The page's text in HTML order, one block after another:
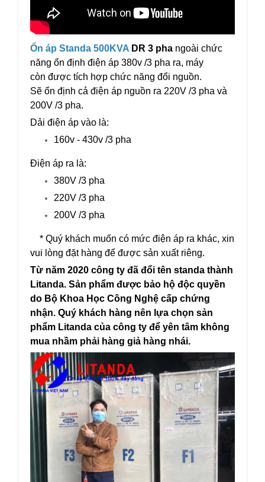
Ổn áp Standa 500KVA DR 3 pha ngoài chức
năng ổn định điện áp 380v /3 pha ra, máy
còn được tích hợp chức năng đổi nguồn.
Sẽ ổn định cả điện áp nguồn ra 220V /3 pha và
200V /3 pha.
Dải điện áp vào là:
160v - 430v /3 pha
Điện áp ra là:
380V /3 pha
220V /3 pha
200V /3 pha
* Quý khách muốn có mức điện áp ra khác, xin
vui lòng đặt hàng để được sản xuất riêng.
Từ năm 2020 công ty đã đổi tên standa thành
Litanda. Sản phẩm được bảo hộ độc quyền
do Bộ Khoa Học Công Nghệ cấp chứng
nhận. Quý khách hàng nên lựa chọn sản
phẩm Litanda của công ty để yên tâm không
mua nhầm phải hàng giả hàng nhái.